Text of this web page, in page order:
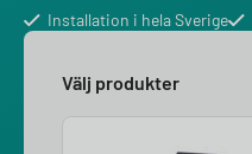
Installation i hela Sverige
Välj produkter